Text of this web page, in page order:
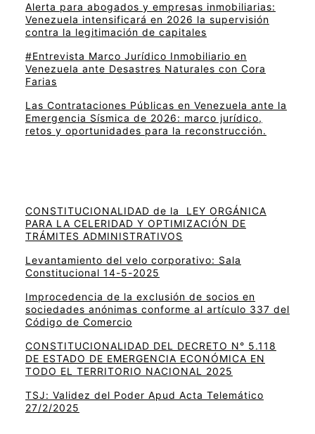
Alerta para abogados y empresas inmobiliarias:
Venezuela intensificará en 2026 la supervisión
contra la legitimación de capitales
#Entrevista Marco Jurídico Inmobiliario en
Venezuela ante Desastres Naturales con Cora
Farias
Las Contrataciones Públicas en Venezuela ante la
Emergencia Sísmica de 2026: marco jurídico,
retos y oportunidades para la reconstrucción.
CONSTITUCIONALIDAD de la LEY ORGÁNICA
PARA LA CELERIDAD Y OPTIMIZACIÓN DE
TRÁMITES ADMINISTRATIVOS
Levantamiento del velo corporativo: Sala
Constitucional 14-5-2025
Improcedencia de la exclusión de socios en
sociedades anónimas conforme al artículo 337 del
Código de Comercio
CONSTITUCIONALIDAD DEL DECRETO N° 5.118
DE ESTADO DE EMERGENCIA ECONÓMICA EN
TODO EL TERRITORIO NACIONAL 2025
TSJ: Validez del Poder Apud Acta Telemático
27/2/2025